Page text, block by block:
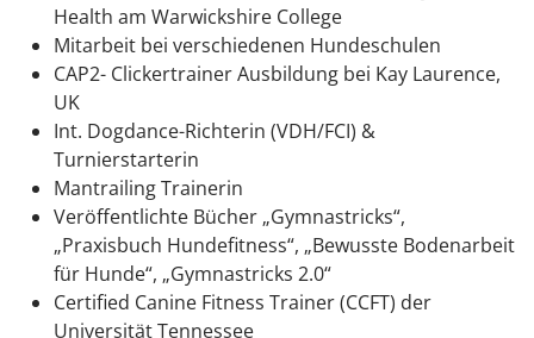
Health am Warwickshire College
Mitarbeit bei verschiedenen Hundeschulen
CAP2- Clickertrainer Ausbildung bei Kay Laurence,
UK
Int. Dogdance-Richterin (VDH/FCI) &
Turnierstarterin
Mantrailing Trainerin
Veröffentlichte Bücher „Gymnastricks“,
„Praxisbuch Hundefitness“, „Bewusste Bodenarbeit
für Hunde“, „Gymnastricks 2.0“
Certified Canine Fitness Trainer (CCFT) der
Universität Tennessee